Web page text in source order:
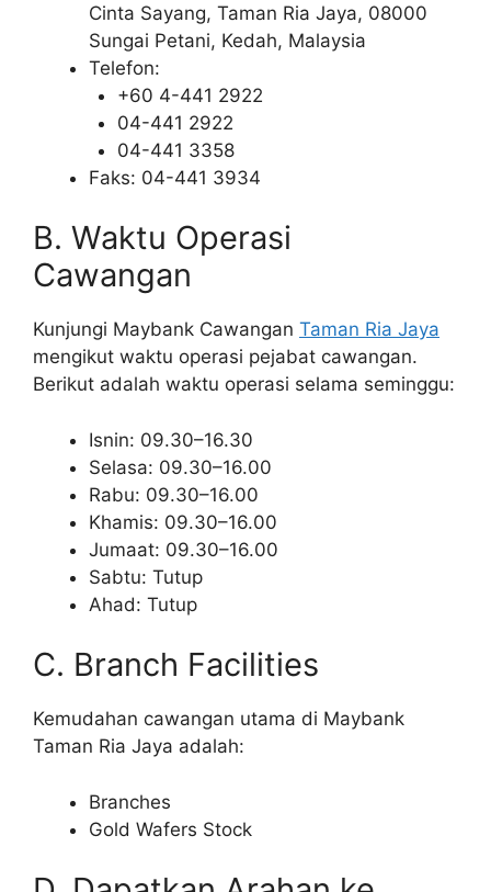
Cinta Sayang, Taman Ria Jaya, 08000
Sungai Petani, Kedah, Malaysia
Telefon:
+60 4-441 2922
04-441 2922
04-441 3358
Faks: 04-441 3934
B. Waktu Operasi
Cawangan
Kunjungi Maybank Cawangan Taman Ria Jaya
mengikut waktu operasi pejabat cawangan.
Berikut adalah waktu operasi selama seminggu:
Isnin: 09.30–16.30
Selasa: 09.30–16.00
Rabu: 09.30–16.00
Khamis: 09.30–16.00
Jumaat: 09.30–16.00
Sabtu: Tutup
Ahad: Tutup
C. Branch Facilities
Kemudahan cawangan utama di Maybank
Taman Ria Jaya adalah:
Branches
Gold Wafers Stock